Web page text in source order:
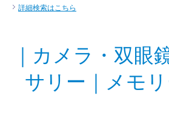
詳細検索はこちら
カメラ・双眼
サリー
メモ